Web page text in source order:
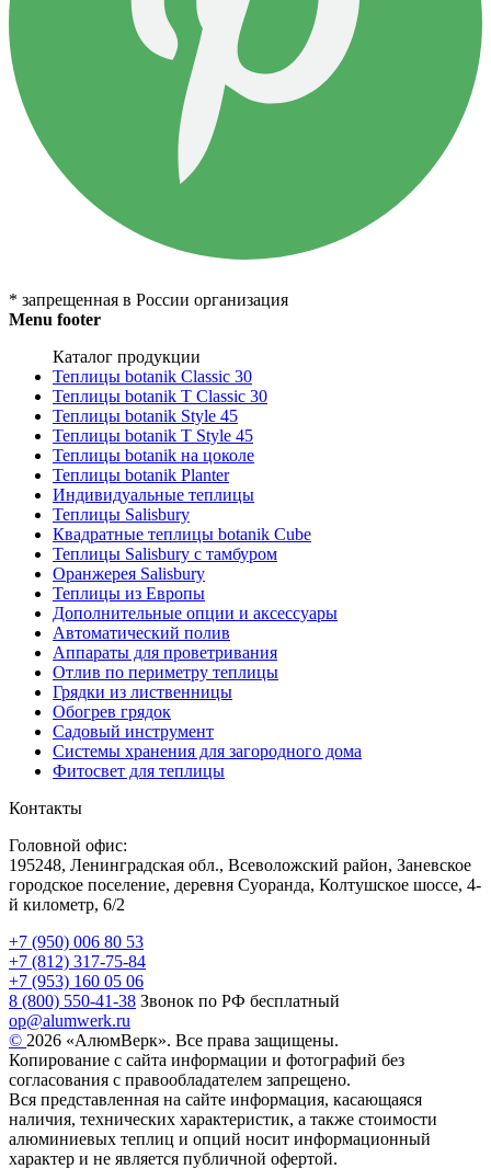
* запрещенная в России организация
Menu footer
Каталог продукции
Теплицы botanik Classic 30
Теплицы botanik T Classic 30
Теплицы botanik Style 45
Теплицы botanik Т Style 45
Теплицы botanik на цоколе
Теплицы botanik Planter
Индивидуальные теплицы
Теплицы Salisbury
Квадратные теплицы botanik Cube
Теплицы Salisbury с тамбуром
Оранжерея Salisbury
Теплицы из Европы
Дополнительные опции и аксессуары
Автоматический полив
Аппараты для проветривания
Отлив по периметру теплицы
Грядки из лиственницы
Обогрев грядок
Садовый инструмент
Системы хранения для загородного дома
Фитосвет для теплицы
Контакты
Головной офис:
195248, Ленинградская обл., Всеволожский район, Заневское
городское поселение, деревня Суоранда, Колтушское шоссе, 4-
й километр, 6/2
+7 (950) 006 80 53
+7 (812) 317-75-84
+7 (953) 160 05 06
8 (800) 550-41-38 Звонок по РФ бесплатный
op@alumwerk.ru
© 2026 «АлюмВерк». Все права защищены.
Копирование с сайта информации и фотографий без
согласования с правообладателем запрещено.
Вся представленная на сайте информация, касающаяся
наличия, технических характеристик, а также стоимости
алюминиевых теплиц и опций носит информационный
характер и не является публичной офертой.